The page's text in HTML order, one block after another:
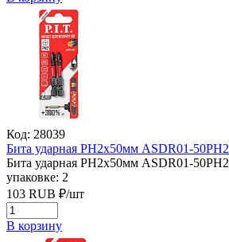
Код: 28039
Бита ударная PH2х50мм ASDR01-50PH2
Бита ударная PH2х50мм ASDR01-50PH2
упаковке: 2
103 RUB ₽/шт
В корзину